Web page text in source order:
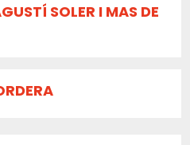
SOLER I MAS DE